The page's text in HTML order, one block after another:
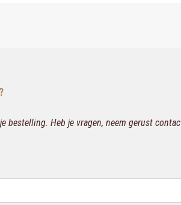
bestelling. Heb je vragen, neem gerust